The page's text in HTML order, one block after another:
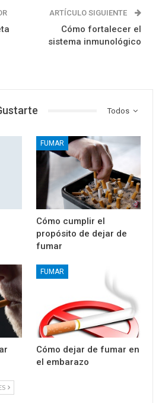
ARTÍCULO SIGUIENTE
Cómo fortalecer el
sistema inmunológico
Todos
FUMAR
Cómo cumplir el
propósito de dejar de
fumar
FUMAR
Cómo dejar de fumar en
el embarazo